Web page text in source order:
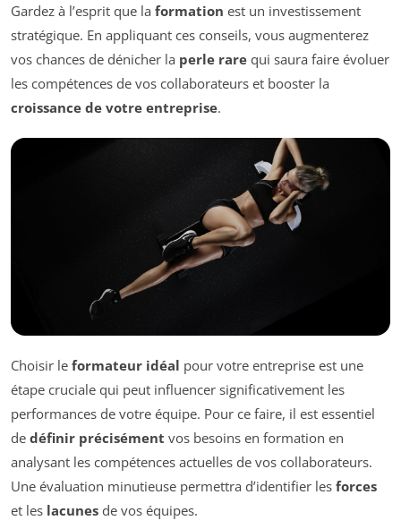
Gardez à l’esprit que la formation est un investissement
stratégique. En appliquant ces conseils, vous augmenterez
vos chances de dénicher la perle rare qui saura faire évoluer
les compétences de vos collaborateurs et booster la
croissance de votre entreprise.
Choisir le formateur idéal pour votre entreprise est une
étape cruciale qui peut influencer significativement les
performances de votre équipe. Pour ce faire, il est essentiel
de définir précisément vos besoins en formation en
analysant les compétences actuelles de vos collaborateurs.
Une évaluation minutieuse permettra d’identifier les forces
et les lacunes de vos équipes.